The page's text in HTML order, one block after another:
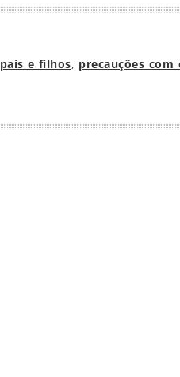
pais e filhos, precauções com